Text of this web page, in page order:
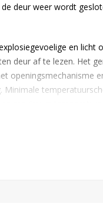
deur weer wordt
en licht
deur af te lezen. Het
openingsmechanisme
Minimale
worden uitgelezen. In
te wijzigen.